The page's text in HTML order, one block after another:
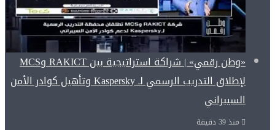
«وطن رقمي» | شراكة استراتيجية بين RAKICT وMCS
لإطلاق التدريب الرسمي لـ Kaspersky وتأهيل كوادر الأمن
السيبراني
منذ 39 دقيقة